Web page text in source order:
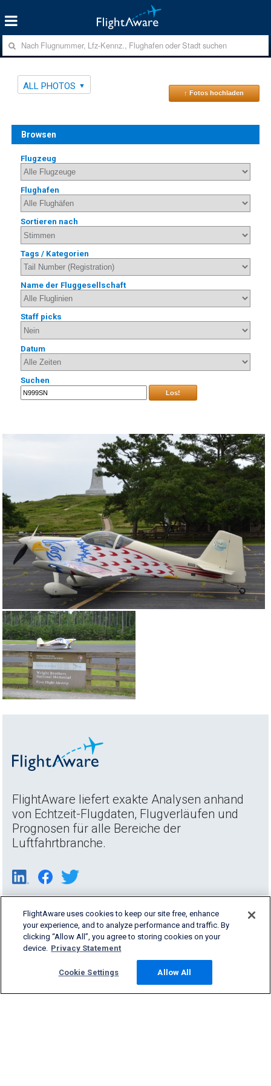
ALL PHOTOS
↑ Fotos hochladen
Browsen
Flugzeug
Flughafen
Sortieren nach
Tags / Kategorien
Name der Fluggesellschaft
Staff picks
Datum
Suchen
Los!
FlightAware liefert exakte Analysen anhand
von Echtzeit-Flugdaten, Flugverläufen und
Prognosen für alle Bereiche der
Luftfahrtbranche.
FlightAware uses cookies to keep our site free, enhance
your experience, and to analyze performance and traffic. By
clicking “Allow All”, you agree to storing cookies on your
device. Privacy Statement
Cookie Settings Allow All